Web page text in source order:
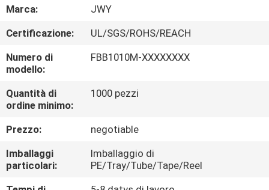
GIRO
DELLA
FABBRICA
CONTROLLO
DI
QUALITÀ
CONTATTICI
Marca:
JWY
Certificazione:
UL/SGS/ROHS/REACH
Numero di
modello:
FBB1010M-XXXXXXXX
Quantità di
ordine minimo:
1000 pezzi
Prezzo:
negotiable
Imballaggi
particolari:
Imballaggio di
PE/Tray/Tube/Tape/Reel